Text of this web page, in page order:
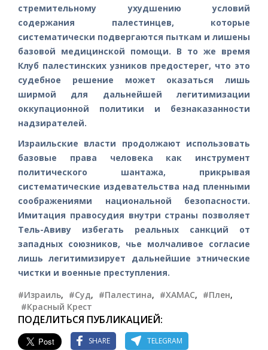
стремительному ухудшению условий
содержания палестинцев, которые
систематически подвергаются пыткам и лишены
базовой медицинской помощи. В то же время
Клуб палестинских узников предостерег, что это
судебное решение может оказаться лишь
ширмой для дальнейшей легитимизации
оккупационной политики и безнаказанности
надзирателей.
Израильские власти продолжают использовать
базовые права человека как инструмент
политического шантажа, прикрывая
систематические издевательства над пленными
соображениями национальной безопасности.
Имитация правосудия внутри страны позволяет
Тель-Авиву избегать реальных санкций от
западных союзников, чье молчаливое согласие
лишь легитимизирует дальнейшие этнические
чистки и военные преступления.
#Израиль, #Суд, #Палестина, #ХАМАС, #Плен,
#Красный Крест
ПОДЕЛИТЬСЯ ПУБЛИКАЦИЕЙ:
SHARE TELEGRAM